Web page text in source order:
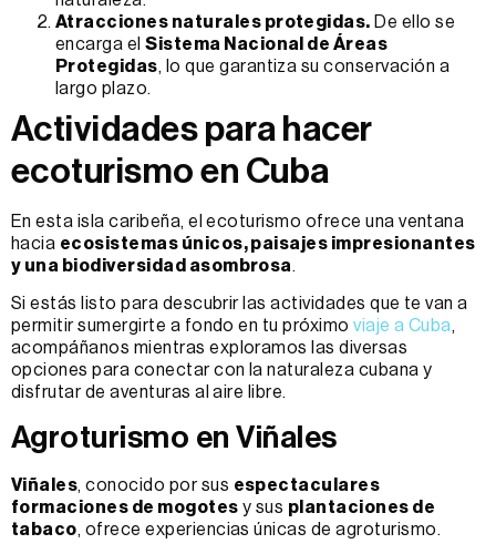
Atracciones naturales protegidas. De ello se
encarga elSistema Nacional de Áreas
Protegidas, lo que garantiza su conservación a
largo plazo.
Actividades para hacer
ecoturismo en Cuba
En esta isla caribeña, el ecoturismo ofrece una ventana
hacia ecosistemas únicos, paisajes impresionantes
y una biodiversidad asombrosa.
Si estás listo para descubrir las actividades que te van a
permitir sumergirte a fondo en tu próximoviaje a Cuba,
acompáñanos mientras exploramos las diversas
opciones para conectar con la naturaleza cubana y
disfrutar de aventuras al aire libre.
Agroturismo en Viñales
Viñales, conocido por sus espectaculares
formaciones de mogotes y sus plantaciones de
tabaco, ofrece experiencias únicas de agroturismo.